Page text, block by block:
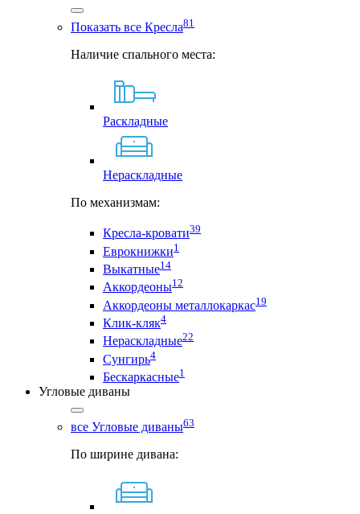
Показать все Кресла81
Наличие спального места:
Раскладные
Нераскладные
По механизмам:
Кресла-кровати39
Еврокнижки1
Выкатные14
Аккордеоны12
Аккордеоны металлокаркас19
Клик-кляк4
Нераскладные22
Сунгирь4
Бескаркасные1
Угловые диваны
все Угловые диваны63
По ширине дивана: